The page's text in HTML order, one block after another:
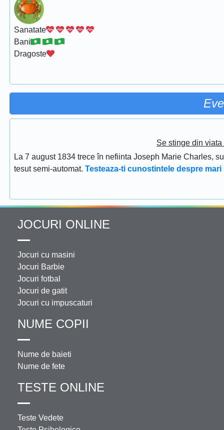
Sanatate
Bani
Dragoste
Se stinge din
La 7 august 1834 trece în nefiinta Joseph Marie Charles,
tesut semi-automat. Testeaza-ti cunostintele despre
JOCURI ONLINE
Jocuri cu masini
Jocuri Barbie
Jocuri fotbal
Jocuri de gatit
Jocuri cu impuscaturi
NUME COPII
Nume de baieti
Nume de fete
TESTE ONLINE
Teste Vedete